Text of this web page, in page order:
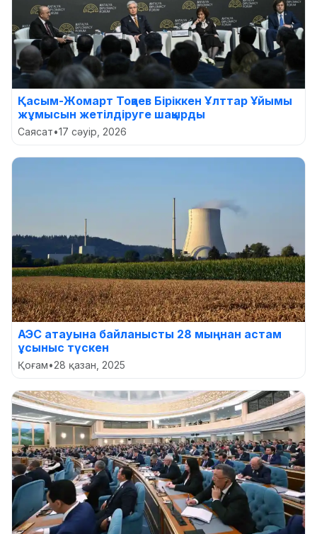
Қасым-Жомарт Тоқаев Біріккен Ұлттар Ұйымы
жұмысын жетілдіруге шақырды
Саясат•17 сәуір, 2026
АЭС атауына байланысты 28 мыңнан астам
ұсыныс түскен
Қоғам•28 қазан, 2025